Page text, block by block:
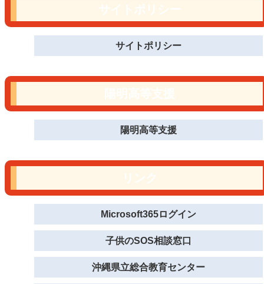
サイトポリシー
陽明高等支援
Microsoft365ログイン
子供のSOS相談窓口
沖縄県立総合教育センター